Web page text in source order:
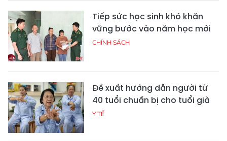
Tiếp sức học sinh khó khăn
vững bước vào năm học mới
CHÍNH SÁCH
Đề xuất hướng dẫn người từ
40 tuổi chuẩn bị cho tuổi già
Y TẾ